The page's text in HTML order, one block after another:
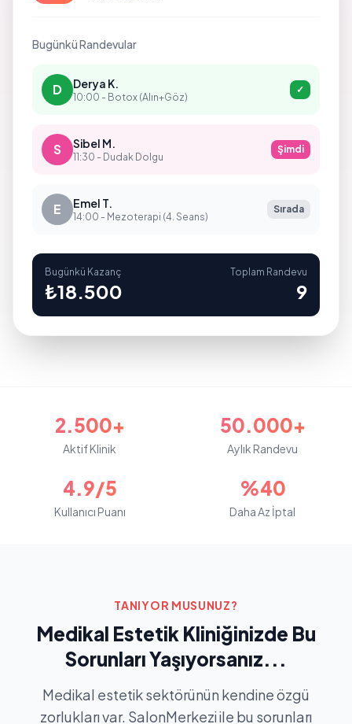
Bugünkü Randevular
D Derya K.
10:00 - Botox (Alın+Göz)
✓
S Sibel M.
11:30 - Dudak Dolgu
Şimdi
E Emel T.
14:00 - Mezoterapi (4. Seans)
Sırada
Bugünkü Kazanç
₺18.500
Toplam Randevu
9
2.500+
Aktif Klinik
50.000+
Aylık Randevu
4.9/5
Kullanıcı Puanı
%40
Daha Az İptal
TANIYOR MUSUNUZ?
Medikal Estetik Kliniğinizde Bu
Sorunları Yaşıyorsanız...
Medikal estetik sektörünün kendine özgü
zorlukları var. SalonMerkezi ile bu sorunları